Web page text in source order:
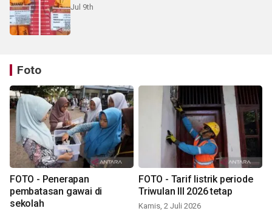
Jul 9th
Foto
FOTO - Penerapan
pembatasan gawai di
sekolah
FOTO - Tarif listrik periode
Triwulan III 2026 tetap
Kamis, 2 Juli 2026